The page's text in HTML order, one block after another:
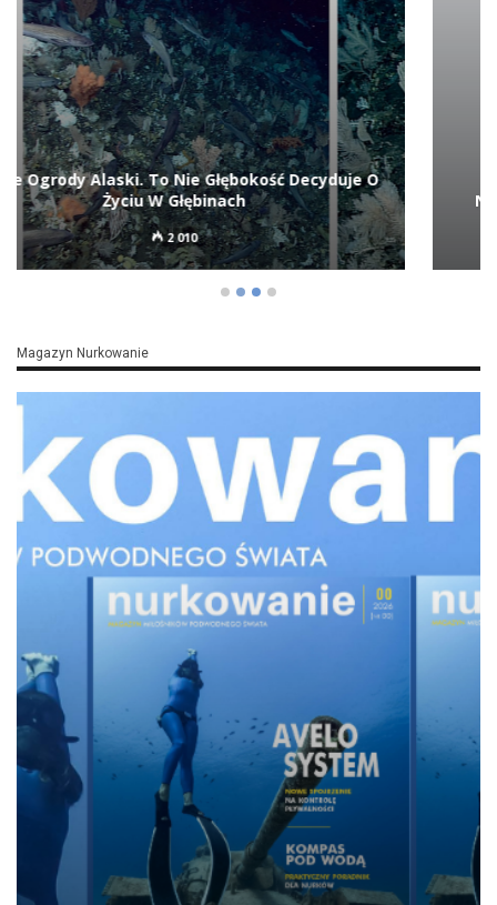
Niemiecki LS 6 Odnaleziony Po Ponad 80 Latach
219
Magazyn Nurkowanie